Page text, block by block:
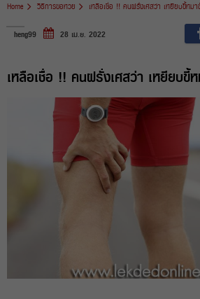
Home วิธีการขอหวย เหลือเชื่อ !! คนฝรั่งเศสว่า เหยียบขี้หมา
heng99 28 เม.ย. 2022
เหลือเชื่อ !! คนฝรั่งเศสว่า เหยียบขี้